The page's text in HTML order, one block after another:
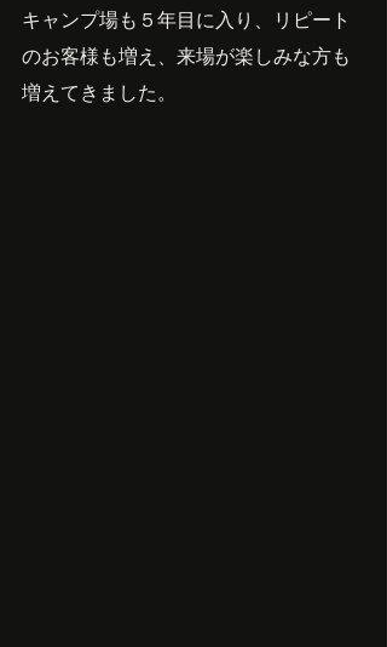
キャンプ場も５年目に入り、リピート
のお客様も増え、来場が楽しみな方も
増えてきました。